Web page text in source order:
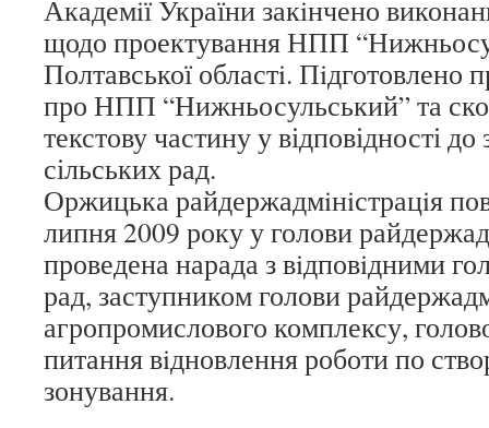
Академiї України закiнчено
щодо проектування НПП
Полтавської областi. Пiдготовлено
про НПП “Нижньосульський” та
текстову частину у відповідності
сільських рад.
Оржицька райдержадмiнiстрацiя
липня 2009 року у голови
проведена нарада з вiдповiдними
рад, заступником голови
агропромислового комплексу,
питання вiдновлення роботи по
зонування.